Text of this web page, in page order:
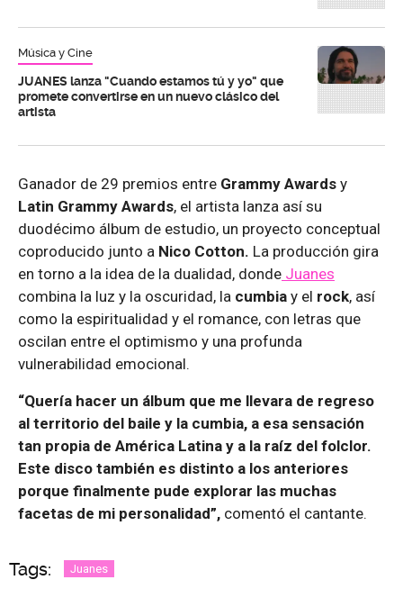
Música y Cine
JUANES lanza "Cuando estamos tú y yo" que
promete convertirse en un nuevo clásico del
artista
Ganador de 29 premios entre Grammy Awards y
Latin Grammy Awards, el artista lanza así su
duodécimo álbum de estudio, un proyecto conceptual
coproducido junto a Nico Cotton. La producción gira
en torno a la idea de la dualidad, donde Juanes
combina la luz y la oscuridad, la cumbia y el rock, así
como la espiritualidad y el romance, con letras que
oscilan entre el optimismo y una profunda
vulnerabilidad emocional.
“Quería hacer un álbum que me llevara de regreso
al territorio del baile y la cumbia, a esa sensación
tan propia de América Latina y a la raíz del folclor.
Este disco también es distinto a los anteriores
porque finalmente pude explorar las muchas
facetas de mi personalidad”, comentó el cantante.
Tags: Juanes